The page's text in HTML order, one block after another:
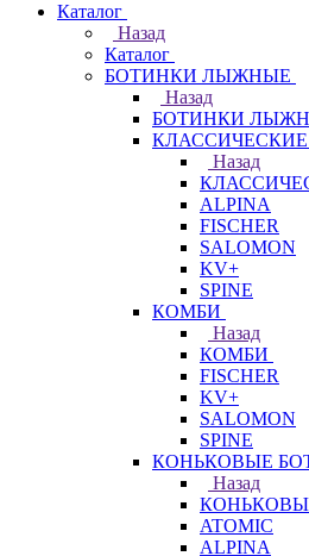
Каталог
Назад
Каталог
БОТИНКИ ЛЫЖНЫЕ
Назад
БОТИНКИ
Назад
ALPINA
FISCHER
SALOMON
KV+
SPINE
КОМБИ
Назад
КОМБИ
FISCHER
KV+
SALOMON
SPINE
КОНЬКОВЫЕ
Назад
ATOMIC
ALPINA